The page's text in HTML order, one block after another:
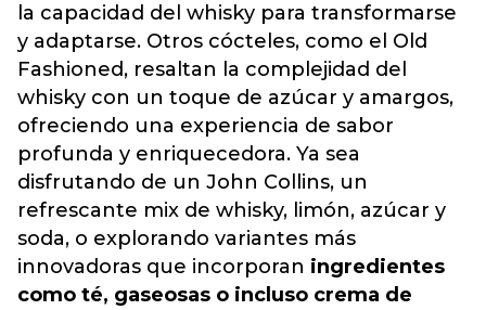
la capacidad del whisky para transformarse
y adaptarse. Otros cócteles, como el Old
Fashioned, resaltan la complejidad del
whisky con un toque de azúcar y amargos,
ofreciendo una experiencia de sabor
profunda y enriquecedora. Ya sea
disfrutando de un John Collins, un
refrescante mix de whisky, limón, azúcar y
soda, o explorando variantes más
innovadoras que incorporan ingredientes
como té, gaseosas o incluso crema de